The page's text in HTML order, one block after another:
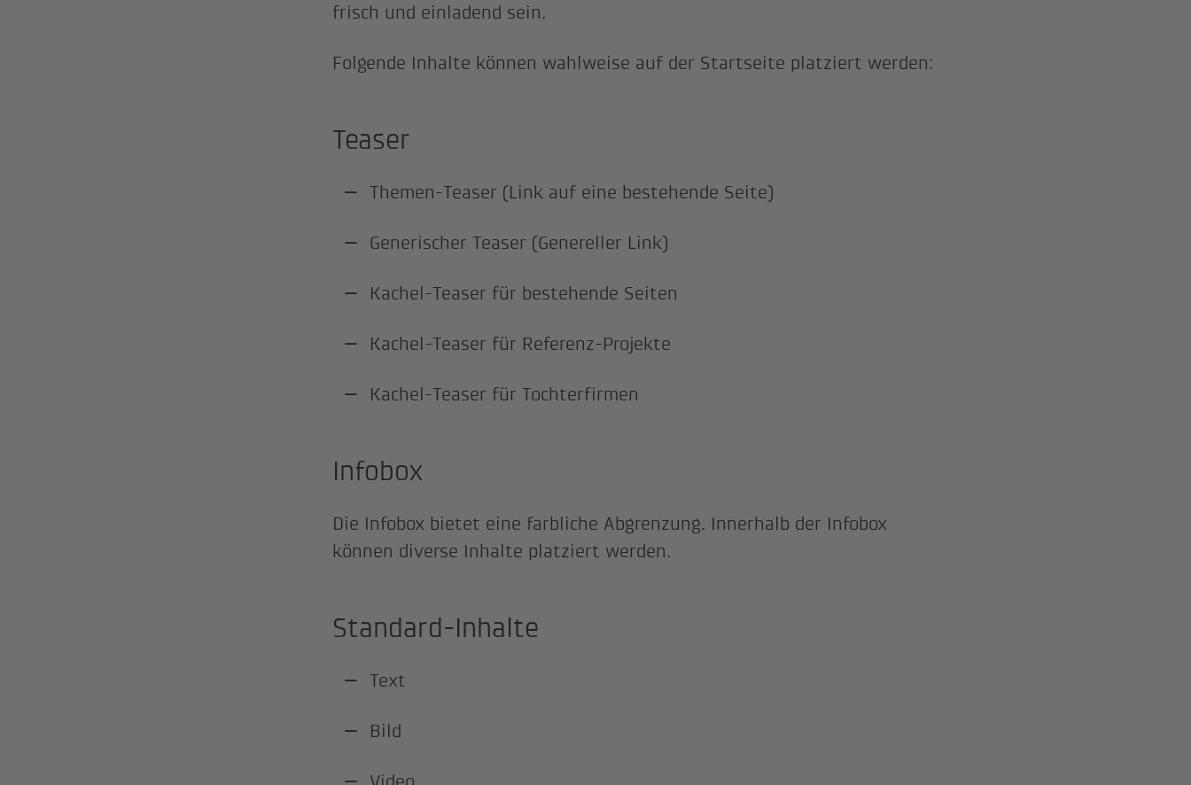
frisch und einladend sein.
Folgende Inhalte können wahlweise auf der Startseite platziert werden:
Teaser
Themen-Teaser (Link auf eine bestehende Seite)
Generischer Teaser (Genereller Link)
Kachel-Teaser für bestehende Seiten
Kachel-Teaser für Referenz-Projekte
Kachel-Teaser für Tochterfirmen
Infobox
Die Infobox bietet eine farbliche Abgrenzung. Innerhalb der Infobox
können diverse Inhalte platziert werden.
Standard-Inhalte
Text
Bild